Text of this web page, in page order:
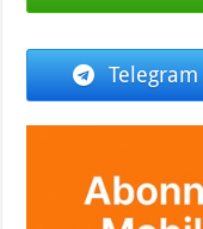
Telegram